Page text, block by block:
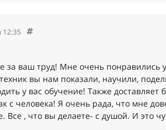
12:35
за ваш труд! Мне очень понравились
вы нам показали, научили,
у вас обучение! Также
с человека! Я очень рада, что мне
Все , что вы делаете- с душой. И это